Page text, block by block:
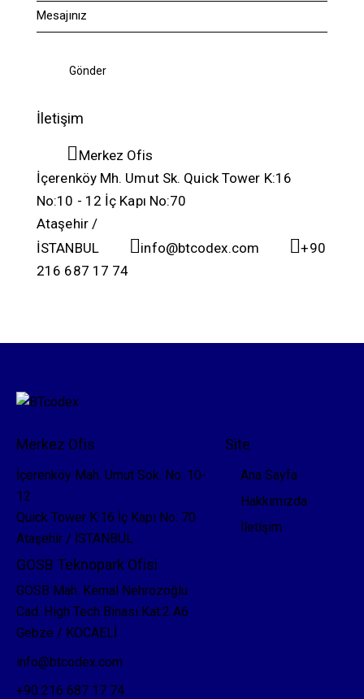
İletişim
Merkez Ofis
İçerenköy Mh. Umut Sk. Quick Tower K:16
No:10 - 12 İç Kapı No:70
Ataşehir /
İSTANBUL
info@btcodex.com
+90
216 687 17 74
Merkez Ofis
İçerenköy Mah. Umut Sok. No: 10-
12
Quick Tower K:16 İç Kapı No: 70
Ataşehir / İSTANBUL
GOSB Teknopark Ofisi
GOSB Mah. Kemal Nehrozoğlu
Cad. High Tech Binası Kat:2 A6
Gebze / KOCAELİ
info@btcodex.com
+90 216 687 17 74
Site
Ana Sayfa
Hakkımızda
İletişim